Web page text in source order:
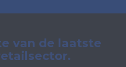
van de laatste